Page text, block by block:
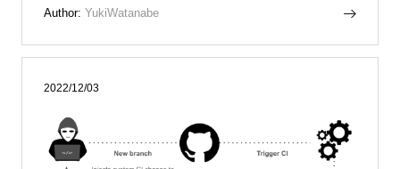
Author: YukiWatanabe
2022/12/03